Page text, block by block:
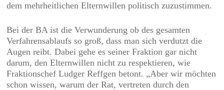
dem mehrheitlichen Elternwillen politisch zuzustimmen.
Bei der BA ist die Verwunderung ob des gesamten
Verfahrensablaufs so groß, dass man sich verdutzt die
Augen reibt. Dabei gehe es seiner Fraktion gar nicht
darum, den Elternwillen nicht zu respektieren, wie
Fraktionschef Ludger Reffgen betont. „Aber wir möchten
schon wissen, warum der Rat, vertreten durch den